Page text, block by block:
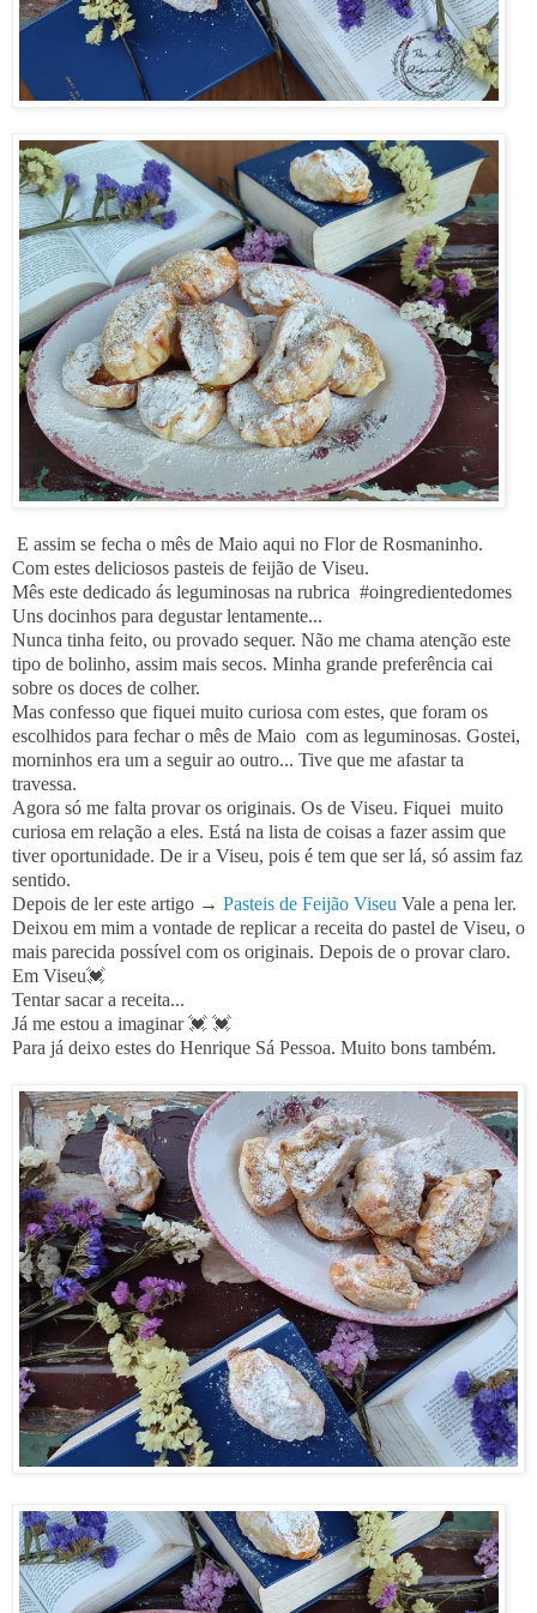
E assim se fecha o mês de Maio aqui no Flor de Rosmaninho.
Com estes deliciosos pasteis de feijão de Viseu.
Mês este dedicado ás leguminosas na rubrica #oingredientedomes
Uns docinhos para degustar lentamente...
Nunca tinha feito, ou provado sequer. Não me chama atenção este
tipo de bolinho, assim mais secos. Minha grande preferência cai
sobre os doces de colher.
Mas confesso que fiquei muito curiosa com estes, que foram os
escolhidos para fechar o mês de Maio com as leguminosas. Gostei,
morninhos era um a seguir ao outro... Tive que me afastar ta
travessa.
Agora só me falta provar os originais. Os de Viseu. Fiquei muito
curiosa em relação a eles. Está na lista de coisas a fazer assim que
tiver oportunidade. De ir a Viseu, pois é tem que ser lá, só assim faz
sentido.
Depois de ler este artigo → Pasteis de Feijão Viseu Vale a pena ler.
Deixou em mim a vontade de replicar a receita do pastel de Viseu, o
mais parecida possível com os originais. Depois de o provar claro.
Em Viseu💓
Tentar sacar a receita...
Já me estou a imaginar💓 💓
Para já deixo estes do Henrique Sá Pessoa. Muito bons também.